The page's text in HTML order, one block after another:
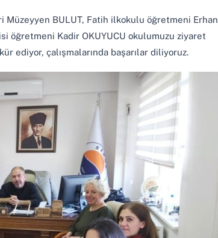
Müzeyyen BULUT, Fatih ilkokulu öğretmeni Erhan
öğretmeni Kadir OKUYUCU okulumuzu ziyaret
ediyor, çalışmalarında başarılar diliyoruz.